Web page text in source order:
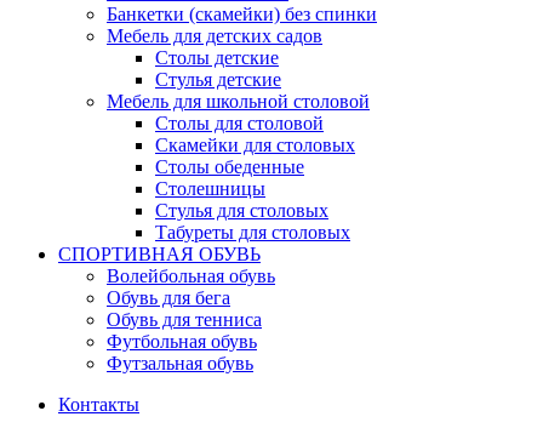
Банкетки (скамейки) без спинки
Мебель для детских садов
Столы детские
Стулья детские
Мебель для школьной столовой
Столы для столовой
Скамейки для столовых
Столы обеденные
Столешницы
Стулья для столовых
Табуреты для столовых
СПОРТИВНАЯ ОБУВЬ
Волейбольная обувь
Обувь для бега
Обувь для тенниса
Футбольная обувь
Футзальная обувь
Контакты